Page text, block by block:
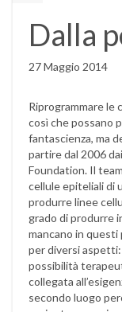
Dalla
27 Maggio 2014
Riprogrammare le
così che possano
fantascienza, ma
partire dal 2006
Foundation. Il
cellule epiteliali di
produrre linee
grado di produrre
mancano in
per diversi
possibilità
collegata
secondo luogo